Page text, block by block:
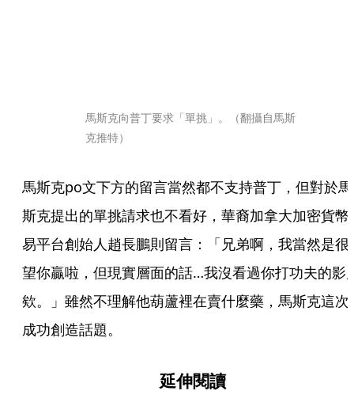
馬斯克向普丁要求「單挑」。（翻攝自馬斯
克推特）
馬斯克po文下方的留言當然都不支持普丁，但對於馬
斯克提出的單挑請求也不看好，華裔加拿大加密貨幣
易平台創始人趙長鵬則留言：「兄弟啊，我當然是很
望你贏啦，但現實層面的話…我沒看過你打功夫的影
欸。」雖然不理解他葫蘆裡在賣什麼藥，馬斯克這次
成功創造話題。
延伸閱讀